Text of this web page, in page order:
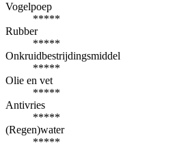
Vogelpoep
*****
Rubber
*****
Onkruidbestrijdingsmiddel
*****
Olie en vet
*****
Antivries
*****
(Regen)water
*****